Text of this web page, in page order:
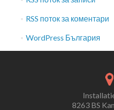
RSS поток за коментари
WordPress България
8263 BS